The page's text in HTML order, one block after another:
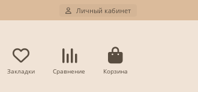
Личный кабинет
Закладки Сравнение Корзина